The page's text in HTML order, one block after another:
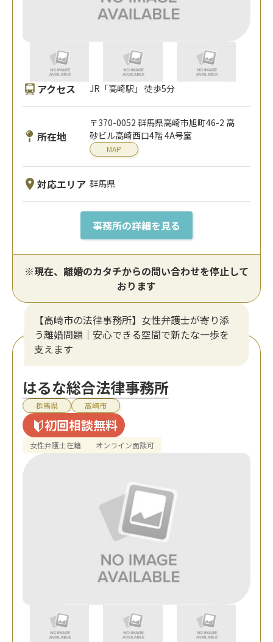
アクセス JR「高崎駅」 徒歩5分
所在地
〒370-0052 群馬県高崎市旭町46-2 高
砂ビル高崎西口4階 4A号室
MAP
対応エリア 群馬県
事務所の詳細を見る
※現在、離婚のカタチからの問い合わせを停止して
おります
【高崎市の法律事務所】女性弁護士が寄り添
う離婚問題｜安心できる空間で新たな一歩を
支えます
はるな総合法律事務所
群馬県 高崎市
初回相談無料
女性弁護士在籍 オンライン面談可